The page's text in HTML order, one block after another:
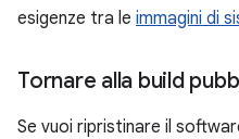
esigenze tra le immagini di
Tornare alla build
Se vuoi ripristinare il